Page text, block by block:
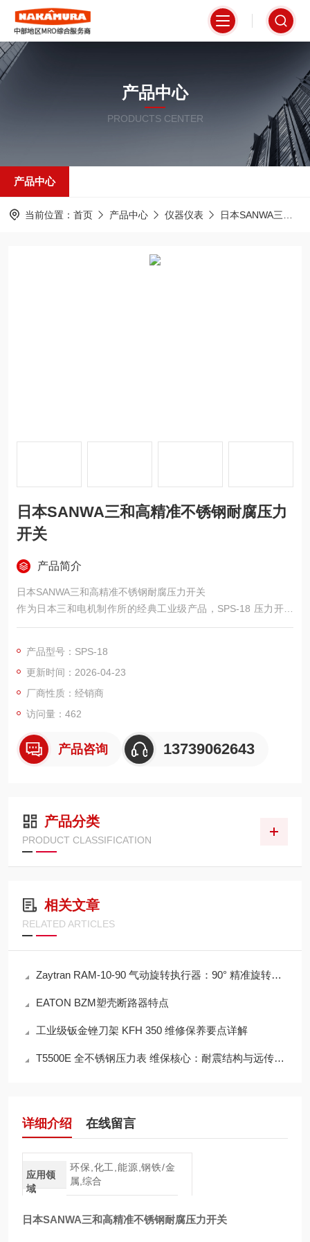
产品中心
PRODUCTS CENTER
产品中心
当前位置： 首页 产品中心 仪器仪表 日本SANWA三和
日本SANWA三和高精准不锈钢耐腐压力
开关
产品简介
日本SANWA三和高精准不锈钢耐腐压力开关
作为日本三和电机制作所的经典工业级产品，SPS-18 压力开关
以 “高精准监测 + 强耐腐蚀性能" 成为流体控制领域的优选设备，
在核心性能上，其精准度优势尤为突出。采用低滞后性不锈钢波
纹管作为受压元件，搭配锐敏的 snap action 机构，压力调节范
围覆盖 0.02MPa 至 2.3MPa 等多档位，许容公差低
产品型号：SPS-18
更新时间：2026-04-23
厂商性质：经销商
访问量：462
产品咨询 13739062643
产品分类
PRODUCT CLASSIFICATION
相关文章
RELATED ARTICLES
Zaytran RAM-10-90 气动旋转执行器：90° 精准旋转操作使用全指南
EATON BZM塑壳断路器特点
工业级钣金锉刀架 KFH 350 维修保养要点详解
T5500E 全不锈钢压力表 维保核心：耐震结构与远传信号保护
详细介绍 在线留言
应用领
域
环保,化工,能源,钢铁/金
属,综合
日本SANWA三和高精准不锈钢耐腐压力开关